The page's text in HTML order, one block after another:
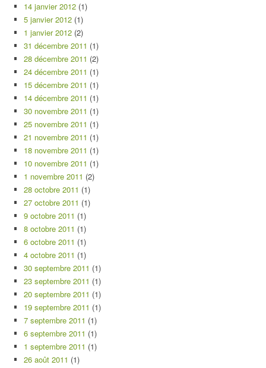
14 janvier 2012 (1)
5 janvier 2012 (1)
1 janvier 2012 (2)
31 décembre 2011 (1)
28 décembre 2011 (2)
24 décembre 2011 (1)
15 décembre 2011 (1)
14 décembre 2011 (1)
30 novembre 2011 (1)
25 novembre 2011 (1)
21 novembre 2011 (1)
18 novembre 2011 (1)
10 novembre 2011 (1)
1 novembre 2011 (2)
28 octobre 2011 (1)
27 octobre 2011 (1)
9 octobre 2011 (1)
8 octobre 2011 (1)
6 octobre 2011 (1)
4 octobre 2011 (1)
30 septembre 2011 (1)
23 septembre 2011 (1)
20 septembre 2011 (1)
19 septembre 2011 (1)
7 septembre 2011 (1)
6 septembre 2011 (1)
1 septembre 2011 (1)
26 août 2011 (1)